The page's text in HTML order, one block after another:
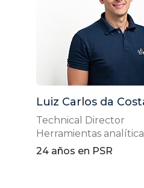
Luiz Carlos da
Technical Director
Herramientas
24 años en PSR